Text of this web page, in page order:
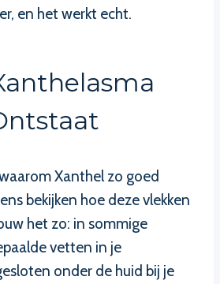
en het werkt echt.
Xanthel zo goed
bekijken hoe deze vlekken
het zo: in sommige
vetten in je
onder de huid bij je